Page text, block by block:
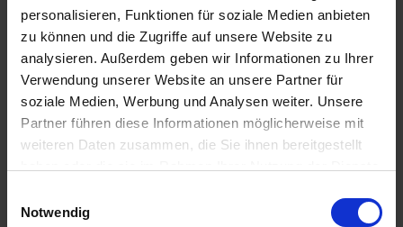
personalisieren, Funktionen für soziale Medien anbieten
zu können und die Zugriffe auf unsere Website zu
analysieren. Außerdem geben wir Informationen zu Ihrer
Verwendung unserer Website an unsere Partner für
soziale Medien, Werbung und Analysen weiter. Unsere
Partner führen diese Informationen möglicherweise mit
weiteren Daten zusammen, die Sie ihnen bereitgestellt
Notwendig
IN DEN
WARENKORB
7,68 € / St
ZUM PRODUKT
Anmelden für Ihren persönlichen Preis
4,97 € / St
4,97 €pro 1 Stück